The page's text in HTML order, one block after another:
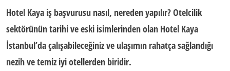
Hotel Kaya iş başvurusu nasıl, nereden yapılır? Otelcilik
sektörünün tarihi ve eski isimlerinden olan Hotel Kaya
İstanbul’da çalışabileceğiniz ve ulaşımın rahatça sağlandığı
nezih ve temiz iyi otellerden biridir.